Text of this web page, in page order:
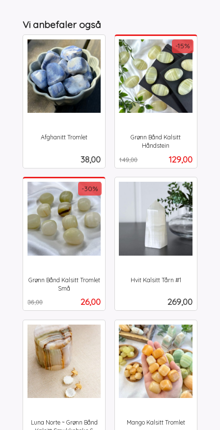
Vi anbefaler også
Afghanitt Tromlet
Pris
38,00
Grønn Bånd Kalsitt
Håndstein
Tilbud
129,00
149,00
-15%
mva.
Grønn Bånd Kalsitt Tromlet
Små
Tilbud
26,00
36,00
-30%
mva.
Hvit Kalsitt Tårn #1
Pris
269,00
Luna Norte ~ Grønn Bånd
Mango Kalsitt Tromlet